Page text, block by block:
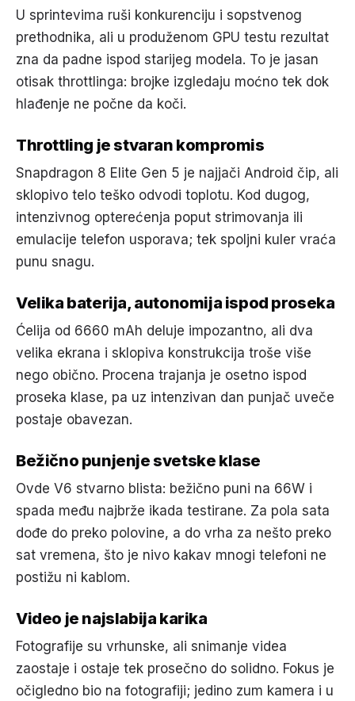
U sprintevima ruši konkurenciju i sopstvenog
prethodnika, ali u produženom GPU testu rezultat
zna da padne ispod starijeg modela. To je jasan
otisak throttlinga: brojke izgledaju moćno tek dok
hlađenje ne počne da koči.
Throttling je stvaran kompromis
Snapdragon 8 Elite Gen 5 je najjači Android čip, ali
sklopivo telo teško odvodi toplotu. Kod dugog,
intenzivnog opterećenja poput strimovanja ili
emulacije telefon usporava; tek spoljni kuler vraća
punu snagu.
Velika baterija, autonomija ispod proseka
Ćelija od 6660 mAh deluje impozantno, ali dva
velika ekrana i sklopiva konstrukcija troše više
nego obično. Procena trajanja je osetno ispod
proseka klase, pa uz intenzivan dan punjač uveče
postaje obavezan.
Bežično punjenje svetske klase
Ovde V6 stvarno blista: bežično puni na 66W i
spada među najbrže ikada testirane. Za pola sata
dođe do preko polovine, a do vrha za nešto preko
sat vremena, što je nivo kakav mnogi telefoni ne
postižu ni kablom.
Video je najslabija karika
Fotografije su vrhunske, ali snimanje videa
zaostaje i ostaje tek prosečno do solidno. Fokus je
očigledno bio na fotografiji; jedino zum kamera i u